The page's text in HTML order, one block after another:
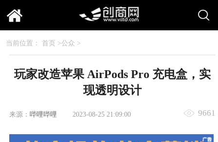
当前位置： 首页 >公众 >
玩家改造苹果 AirPods Pro 充电盒，实
现透明设计
来源： 哔哩哔哩 2023-08-25 21:09:00 9661